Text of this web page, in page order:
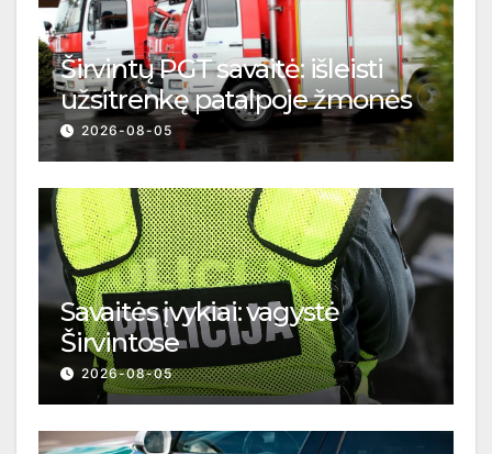
Širvintų PGT savaitė: išleisti
užsitrenkę patalpoje žmonės
2026-08-05
Savaitės įvykiai: vagystė
Širvintose
2026-08-05